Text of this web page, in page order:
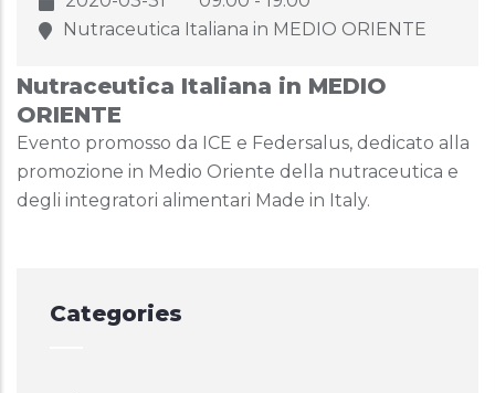
Nutraceutica Italiana in MEDIO ORIENTE
Nutraceutica Italiana in MEDIO
ORIENTE
Evento promosso da ICE e Federsalus, dedicato alla
promozione in Medio Oriente della nutraceutica e
degli integratori alimentari Made in Italy.
Categories